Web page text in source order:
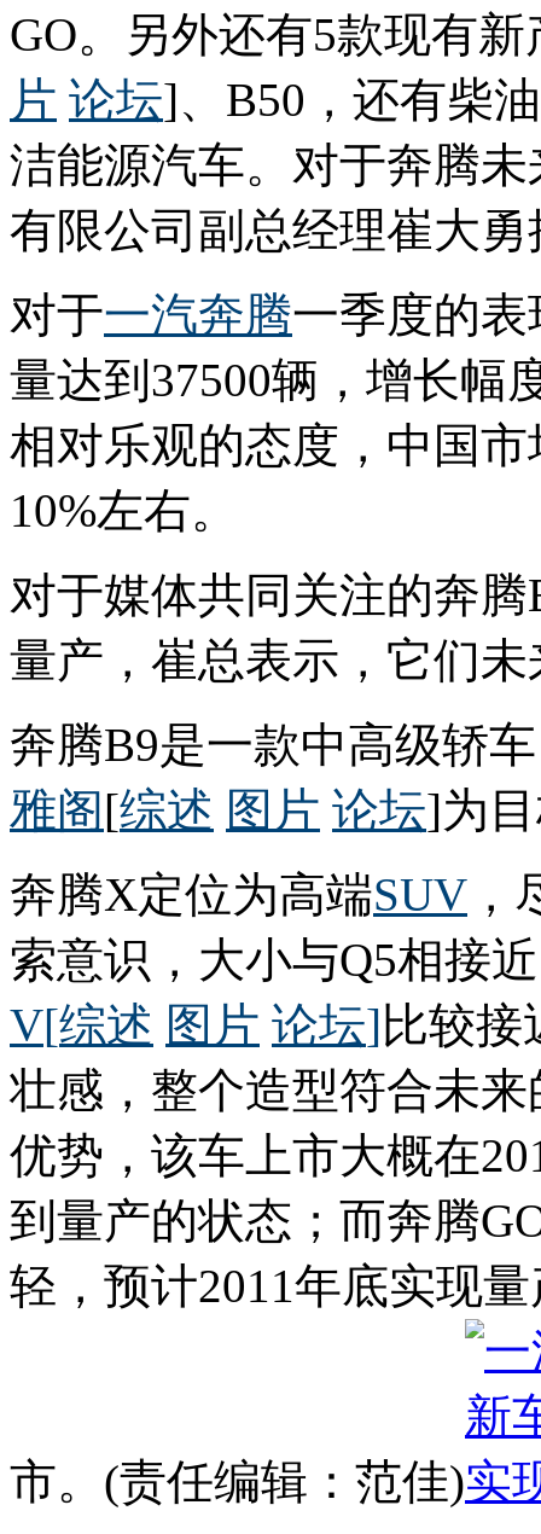
GO。另外还有5款现有新
片 论坛]、B50，还有柴
洁能源汽车。对于奔腾
有限公司副总经理崔大
对于一汽奔腾一季度的
量达到37500辆，增长幅
相对乐观的态度，中国
10%左右。
对于媒体共同关注的奔
量产，崔总表示，它们
奔腾B9是一款中高级轿
雅阁[综述 图片 论坛]为
奔腾X定位为高端SUV
索意识，大小与Q5相接
V[综述 图片 论坛]比较
壮感，整个造型符合未
优势，该车上市大概在
到量产的状态；而奔腾
轻，预计2011年底实现
市。(责任编辑：范佳)